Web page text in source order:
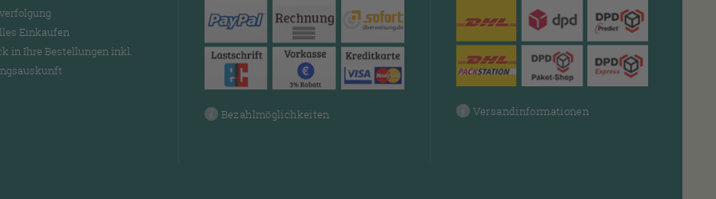
Einkaufen
in Ihre Bestellungen inkl.
Bezahlmöglichkeiten Versandinformationen